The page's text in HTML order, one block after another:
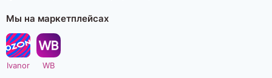
Мы на маркетплейсах
Ivanor WB